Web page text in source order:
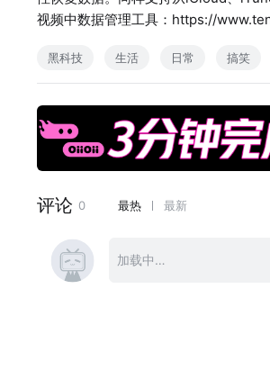
视频中数据管理工具：https://
黑科技 生活 日常 搞笑